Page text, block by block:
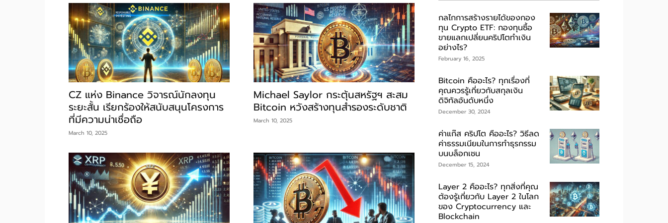
CZ แห่ง Binance วิจารณ์นักลงทุน
ระยะสั้น เรียกร้องให้สนับสนุนโครงการ
ที่มีความน่าเชื่อถือ
March 10, 2025
Michael Saylor กระตุ้นสหรัฐฯ สะสม
Bitcoin หวังสร้างทุนสำรองระดับชาติ
March 10, 2025
กลไกการสร้างรายได้ของกอง
ทุน Crypto ETF: กองทุนซื้อ
ขายแลกเปลี่ยนคริปโตทำเงิน
อย่างไร?
February 16, 2025
Bitcoin คืออะไร? ทุกเรื่องที่
คุณควรรู้เกี่ยวกับสกุลเงิน
ดิจิทัลอันดับหนึ่ง
December 30, 2024
ค่าแก๊ส คริปโต คืออะไร? วิธีลด
ค่าธรรมเนียมในการทำธุรกรรม
บนบล็อกเชน
December 15, 2024
Layer 2 คืออะไร? ทุกสิ่งที่คุณ
ต้องรู้เกี่ยวกับ Layer 2 ในโลก
ของ Cryptocurrency และ
Blockchain